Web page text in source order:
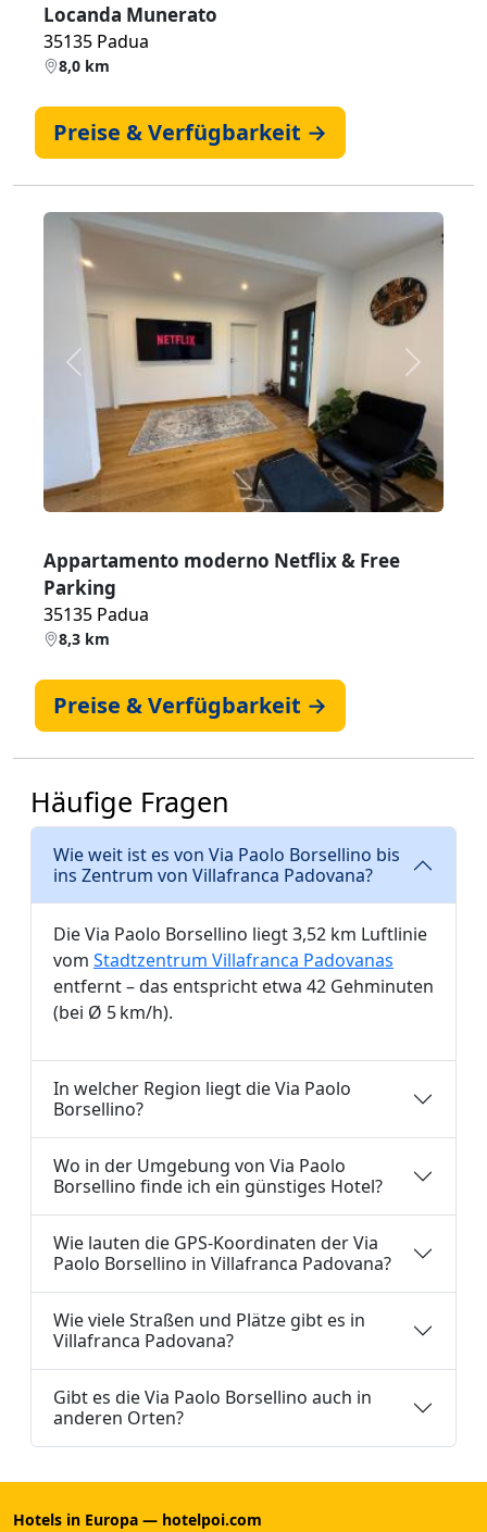
Locanda Munerato
35135 Padua
8,0 km
Preise & Verfügbarkeit →
Zurück Weiter
Appartamento moderno Netflix & Free
Parking
35135 Padua
8,3 km
Preise & Verfügbarkeit →
Häufige Fragen
Wie weit ist es von Via Paolo Borsellino bis
ins Zentrum von Villafranca Padovana?
Die Via Paolo Borsellino liegt 3,52 km Luftlinie
vom Stadtzentrum Villafranca Padovanas
entfernt – das entspricht etwa 42 Gehminuten
(bei Ø 5 km/h).
In welcher Region liegt die Via Paolo
Borsellino?
Wo in der Umgebung von Via Paolo
Borsellino finde ich ein günstiges Hotel?
Wie lauten die GPS-Koordinaten der Via
Paolo Borsellino in Villafranca Padovana?
Wie viele Straßen und Plätze gibt es in
Villafranca Padovana?
Gibt es die Via Paolo Borsellino auch in
anderen Orten?
Hotels in Europa — hotelpoi.com